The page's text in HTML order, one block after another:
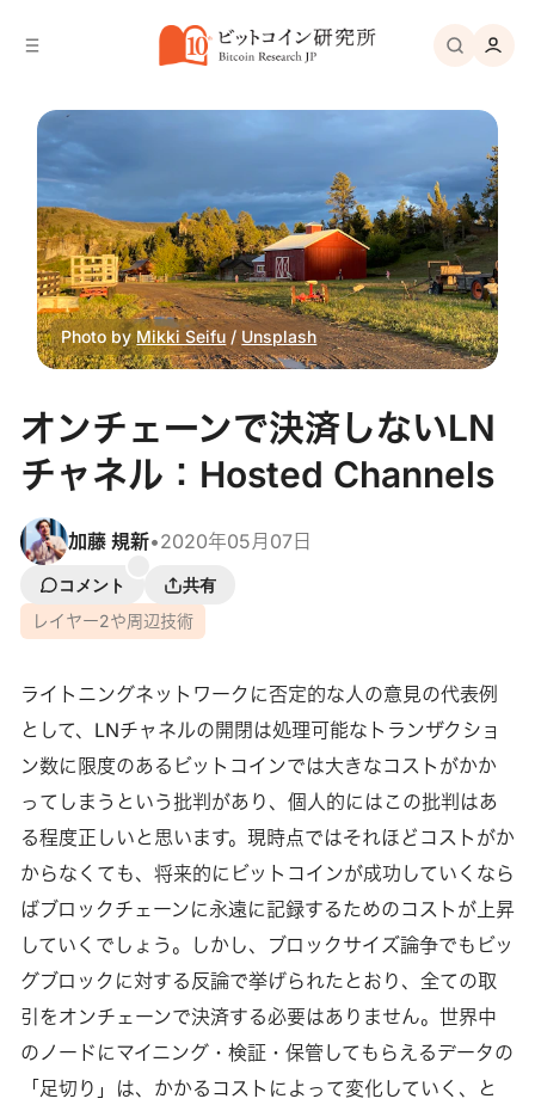
Photo byMikki Seifu / Unsplash
オンチェーンで決済しないLN
チャネル：Hosted Channels
加藤 規新•2020年05月07日
コメント
共有
レイヤー2や周辺技術
ライトニングネットワークに否定的な人の意見の代表例
として、LNチャネルの開閉は処理可能なトランザクショ
ン数に限度のあるビットコインでは大きなコストがかか
ってしまうという批判があり、個人的にはこの批判はあ
る程度正しいと思います。現時点ではそれほどコストがか
からなくても、将来的にビットコインが成功していくなら
ばブロックチェーンに永遠に記録するためのコストが上昇
していくでしょう。しかし、ブロックサイズ論争でもビッ
グブロックに対する反論で挙げられたとおり、全ての取
引をオンチェーンで決済する必要はありません。世界中
のノードにマイニング・検証・保管してもらえるデータの
「足切り」は、かかるコストによって変化していく、と